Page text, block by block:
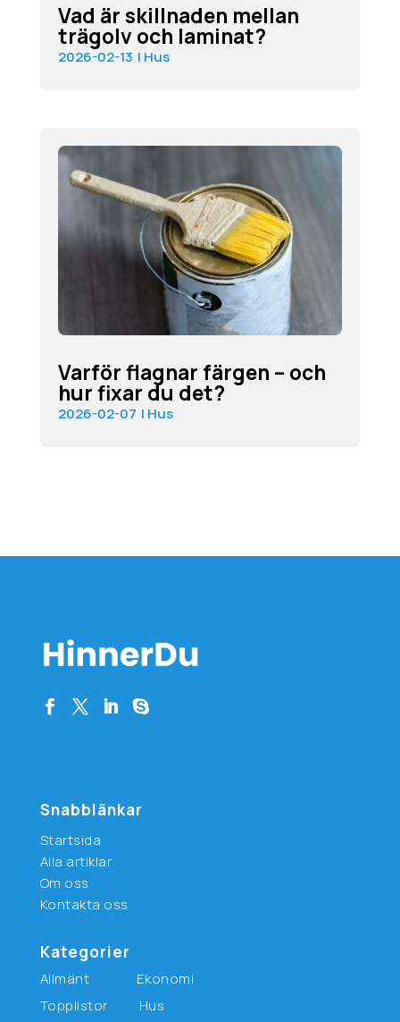
Vad är skillnaden mellan
trägolv och laminat?
2026-02-13 | Hus
Varför flagnar färgen – och
hur fixar du det?
2026-02-07 | Hus
Snabblänkar
Startsida
Alla artiklar
Om oss
Kontakta oss
Kategorier
Allmänt
Ekonomi
Topplistor
Hus